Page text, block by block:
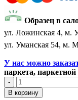
Образец в
ул. Ложинская 4, м.
ул. Уманская 54, м.
У нас можно
паркета,